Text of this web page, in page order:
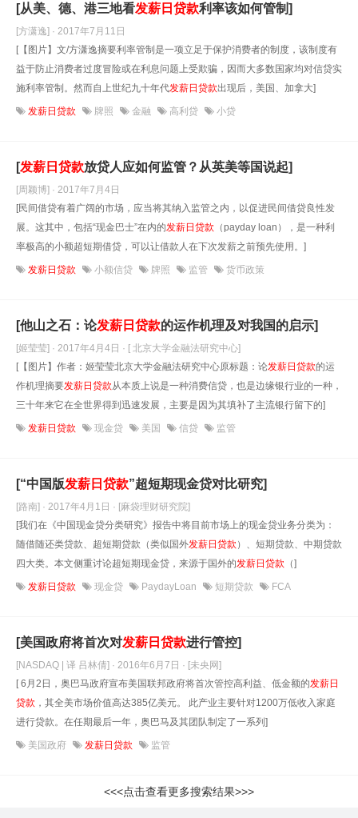
[从美、德、港三地看发薪日贷款利率该如何管制]
[方潇逸] · 2017年7月11日
[【图片】文/方潇逸摘要利率管制是一项立足于保护消费者的制度，该制度有
益于防止消费者过度冒险或在利息问题上受欺骗，因而大多数国家均对信贷实
施利率管制。然而自上世纪九十年代发薪日贷款出现后，美国、加拿大]
发薪日贷款 牌照 金融 高利贷 小贷
[发薪日贷款放贷人应如何监管？从英美等国说起]
[周颖博] · 2017年7月4日
[民间借贷有着广阔的市场，应当将其纳入监管之内，以促进民间借贷良性发
展。这其中，包括“现金巴士”在内的发薪日贷款 （payday loan），是一种利
率极高的小额超短期借贷，可以让借款人在下次发薪之前预先使用。]
发薪日贷款 小额信贷 牌照 监管 货币政策
[他山之石：论发薪日贷款的运作机理及对我国的启示]
[姬莹莹] · 2017年4月4日 · [ 北京大学金融法研究中心]
[【图片】作者：姬莹莹北京大学金融法研究中心原标题：论发薪日贷款的运
作机理摘要发薪日贷款从本质上说是一种消费信贷，也是边缘银行业的一种，
三十年来它在全世界得到迅速发展，主要是因为其填补了主流银行留下的]
发薪日贷款 现金贷 美国 信贷 监管
[“中国版发薪日贷款”超短期现金贷对比研究]
[路南] · 2017年4月1日 · [麻袋理财研究院]
[我们在《中国现金贷分类研究》报告中将目前市场上的现金贷业务分类为：
随借随还类贷款、超短期贷款（类似国外发薪日贷款 ）、短期贷款、中期贷款
四大类。本文侧重讨论超短期现金贷，来源于国外的发薪日贷款 （]
发薪日贷款 现金贷 PaydayLoan 短期贷款 FCA
[美国政府将首次对发薪日贷款进行管控]
[NASDAQ | 译 吕林倩] · 2016年6月7日 · [未央网]
[ 6月2日，奥巴马政府宣布美国联邦政府将首次管控高利益、低金额的发薪日
贷款 ，其全美市场价值高达385亿美元。 此产业主要针对1200万低收入家庭
进行贷款。在任期最后一年，奥巴马及其团队制定了一系列]
美国政府 发薪日贷款 监管
<<<点击查看更多搜索结果>>>